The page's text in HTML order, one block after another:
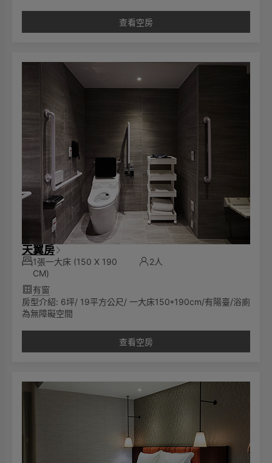
查看空房
天翼房
1張一大床 (150 X 190
CM)
2人
有窗
房型介紹: 6坪/ 19平方公尺/ 一大床150*190cm/有陽臺/浴廁
為無障礙空間
查看空房